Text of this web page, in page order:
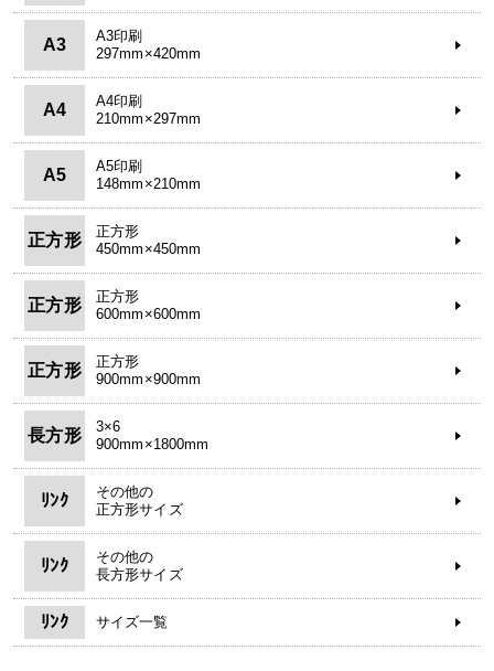
A3
A3印刷
297mm×420mm
A4
A4印刷
210mm×297mm
A5
A5印刷
148mm×210mm
正方形
正方形
450mm×450mm
正方形
正方形
600mm×600mm
正方形
正方形
900mm×900mm
長方形
3×6
900mm×1800mm
ﾘﾝｸ
その他の
正方形サイズ
ﾘﾝｸ
その他の
長方形サイズ
ﾘﾝｸ サイズ一覧